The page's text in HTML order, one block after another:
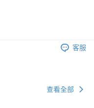
客服
查看全部